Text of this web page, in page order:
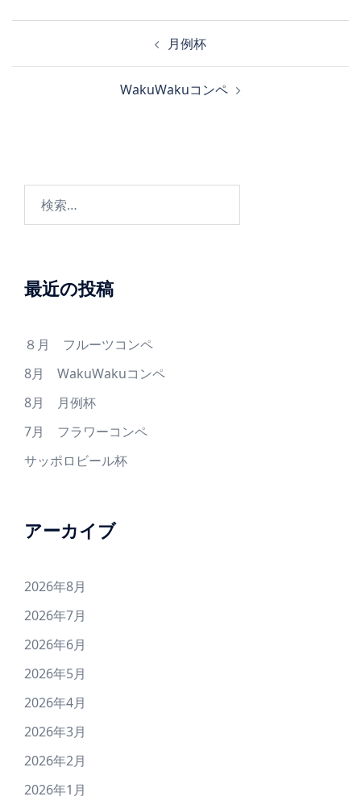
ョ
月例杯
WakuWakuコンペ
最近の投稿
８月 フルーツコンペ
8月 WakuWakuコンペ
8月 月例杯
7月 フラワーコンペ
サッポロビール杯
アーカイブ
2026年8月
2026年7月
2026年6月
2026年5月
2026年4月
2026年3月
2026年2月
2026年1月